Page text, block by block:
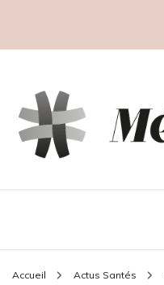
Médicinat
Accueil Actus Santés